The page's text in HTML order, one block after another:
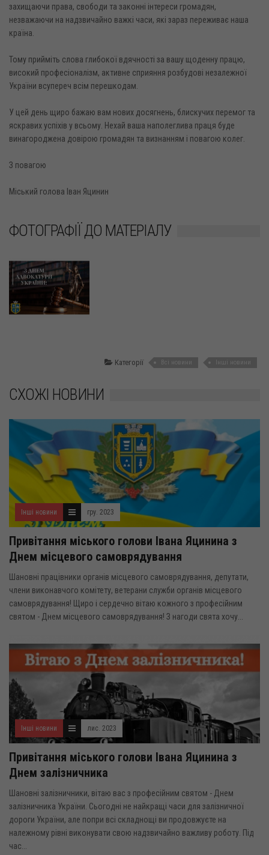
захищаючи права, свободи та законні інтереси громадян,
незважаючи на надзвичайно важкі часи, які зараз переживає наша
країна.
Тому прийміть слова глибокої вдячності за вашу щоденну працю,
високий професіоналізм, активне сприяння розбудові незалежної
України всупереч всім перешкодам.
У цей день щиро бажаю вам нових досягнень, блискучих перемог та
яскравих успіхів у всьому. Нехай ваша наполеглива праця буде
винагороджена довірою громадян та визнанням і повагою колег.
З повагою
Міський голова Іван Яцинин
ФОТОГРАФІЇ ДО МАТЕРІАЛУ
Категорії Всі новини Інші новини
СХОЖІ НОВИНИ
Інші новини гру. 2023
Привітання міського голови Івана Яцинина з
Днем місцевого самоврядування
Шановні працівники органів місцевого самоврядування, депутати,
члени виконавчого комітету, ветерани служби органів місцевого
самоврядування! Щиро і сердечно вітаю кожного з професійним
святом - Днем місцевого самоврядування! З нагоди свята хочу...
Інші новини лис. 2023
Привітання міського голови Івана Яцинина з
Днем залізничника
Шановні залізничники, вітаю вас з професійним святом - Днем
залізничника України. Сьогодні не найкращі часи для залізничної
дороги України, але попри всі складнощі ви продовжуєте на
належному рівні виконувати свою надзвичайно важливу роботу. Під
час...